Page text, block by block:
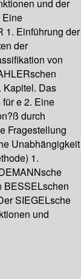
und der
Eine
1. Einführung der
der
von
Kapitel. Das
e 2. Eine
durch
Fragestellung
Unabhängigkeit
1.
BESSELschen
SIEGELsche
und